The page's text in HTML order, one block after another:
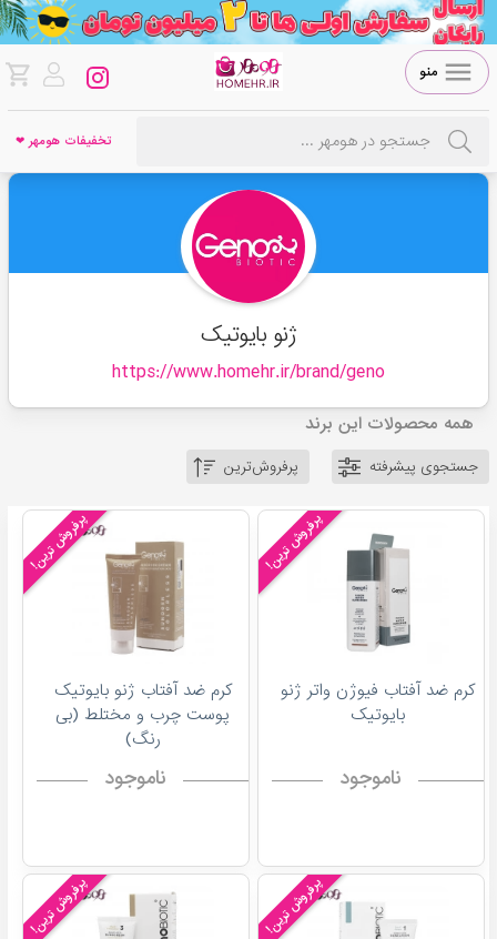
منو
تخفیفات هومهر ❤
ژنو بایوتیک
https://www.homehr.ir/brand/geno
همه محصولات این برند
جستجوی پیشرفته پرفروش‌ترین
پرفروش ترین!
کرم ضد آفتاب فیوژن واتر ژنو
بایوتیک
ناموجود
پرفروش ترین!
کرم ضد آفتاب ژنو بایوتیک
پوست چرب و مختلط (بی
رنگ)
ناموجود
پرفروش ترین! پرفروش ترین!